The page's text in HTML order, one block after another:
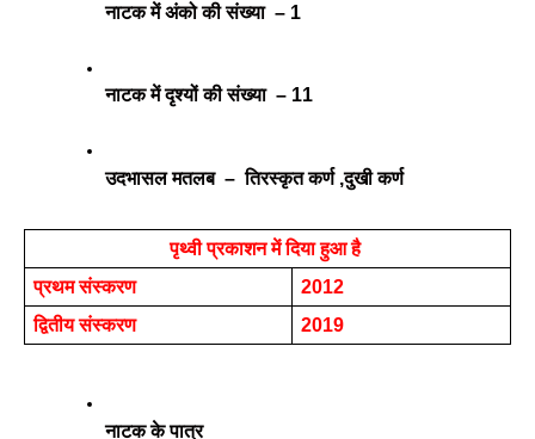
नाटक में अंको की संख्या  – 1
नाटक में दृश्यों की संख्या  – 11
उदभासल मतलब  –  तिरस्कृत कर्ण ,दुखी कर्ण
पृथ्वी प्रकाशन में दिया हुआ है
प्रथम संस्करण
2012
द्वितीय संस्करण
2019
नाटक के पात्र